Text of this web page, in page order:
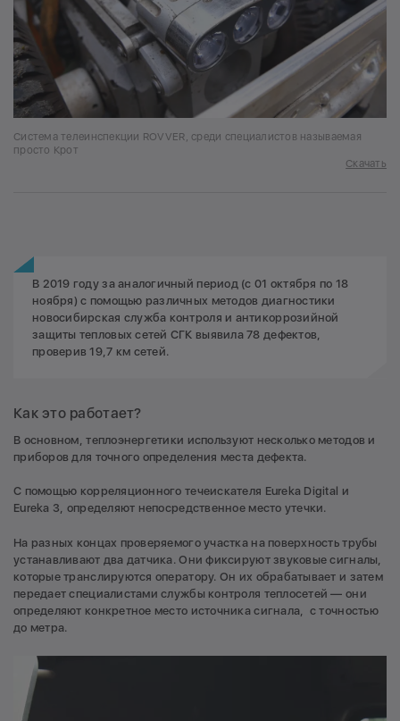
Система телеинспекции ROVVER, среди специалистов называемая
просто Крот
Скачать
В 2019 году за аналогичный период (с 01 октября по 18
ноября) с помощью различных методов диагностики
новосибирская служба контроля и антикоррозийной
защиты тепловых сетей СГК выявила 78 дефектов,
проверив 19,7 км сетей.
Как это работает?
В основном, теплоэнергетики используют несколько методов и
приборов для точного определения места дефекта.
С помощью корреляционного течеискателя Eureka Digital и
Eureka 3, определяют непосредственное место утечки.
На разных концах проверяемого участка на поверхность трубы
устанавливают два датчика. Они фиксируют звуковые сигналы,
которые транслируются оператору. Он их обрабатывает и затем
передает специалистами службы контроля теплосетей — они
определяют конкретное место источника сигнала, с точностью
до метра.